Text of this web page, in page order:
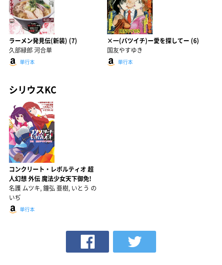
ラーメン発見伝(新装) (7)
久部緑郎 河合単
単行本
×一(バツイチ)ー愛を探してー (6)
国友やすゆき
単行本
シリウスKC
コンクリート・レボルティオ 超
人幻想 外伝 魔法少女天下御免!
名護 ムツキ, 鐘弘 亜樹, いとう の
いぢ
単行本